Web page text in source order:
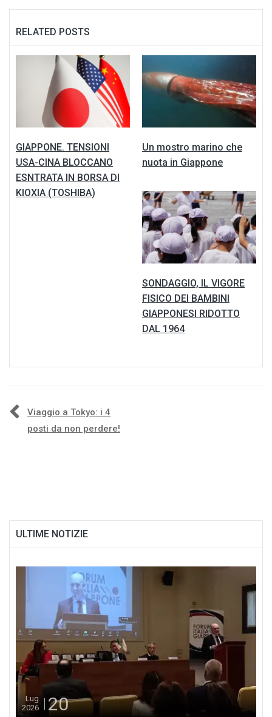
RELATED POSTS
GIAPPONE. TENSIONI
USA-CINA BLOCCANO
ESNTRATA IN BORSA DI
KIOXIA (TOSHIBA)
Un mostro marino che
nuota in Giappone
SONDAGGIO, IL VIGORE
FISICO DEI BAMBINI
GIAPPONESI RIDOTTO
DAL 1964
Navigazione
Viaggio a Tokyo: i 4
posti da non perdere!
ULTIME NOTIZIE
Lug
2026
20